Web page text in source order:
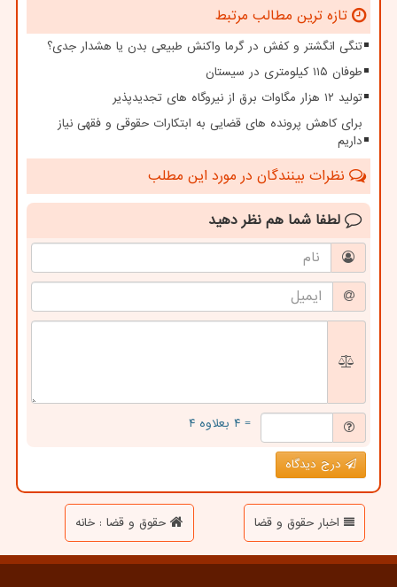
تازه ترین مطالب مرتبط
تنگی انگشتر و کفش در گرما واکنش طبیعی بدن یا هشدار جدی؟
طوفان ۱۱۵ کیلومتری در سیستان
تولید ۱۲ هزار مگاوات برق از نیروگاه های تجدیدپذیر
برای کاهش پرونده های قضایی به ابتکارات حقوقی و فقهی نیاز
داریم
نظرات بینندگان در مورد این مطلب
لطفا شما هم نظر دهید
= ۴ بعلاوه ۴
درج دیدگاه
اخبار حقوق و قضا حقوق و قضا : خانه